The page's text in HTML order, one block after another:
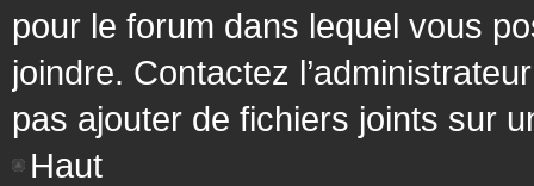
pour le forum dans lequel vous
joindre. Contactez
pas ajouter de fichiers joints sur
Haut